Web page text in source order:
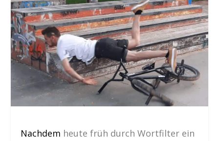
Nachdem heute früh durch Wortfilter ein